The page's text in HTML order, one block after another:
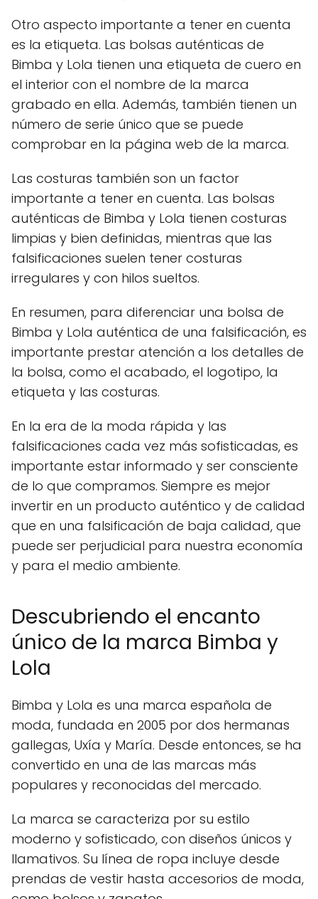
Otro aspecto importante a tener en cuenta
es la etiqueta. Las bolsas auténticas de
Bimba y Lola tienen una etiqueta de cuero en
el interior con el nombre de la marca
grabado en ella. Además, también tienen un
número de serie único que se puede
comprobar en la página web de la marca.
Las costuras también son un factor
importante a tener en cuenta. Las bolsas
auténticas de Bimba y Lola tienen costuras
limpias y bien definidas, mientras que las
falsificaciones suelen tener costuras
irregulares y con hilos sueltos.
En resumen, para diferenciar una bolsa de
Bimba y Lola auténtica de una falsificación, es
importante prestar atención a los detalles de
la bolsa, como el acabado, el logotipo, la
etiqueta y las costuras.
En la era de la moda rápida y las
falsificaciones cada vez más sofisticadas, es
importante estar informado y ser consciente
de lo que compramos. Siempre es mejor
invertir en un producto auténtico y de calidad
que en una falsificación de baja calidad, que
puede ser perjudicial para nuestra economía
y para el medio ambiente.
Descubriendo el encanto
único de la marca Bimba y
Lola
Bimba y Lola es una marca española de
moda, fundada en 2005 por dos hermanas
gallegas, Uxía y María. Desde entonces, se ha
convertido en una de las marcas más
populares y reconocidas del mercado.
La marca se caracteriza por su estilo
moderno y sofisticado, con diseños únicos y
llamativos. Su línea de ropa incluye desde
prendas de vestir hasta accesorios de moda,